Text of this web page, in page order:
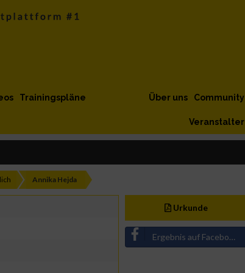
Trainingspläne Community
Über uns
Veranstalter
Annika Hejda
Urkunde
Ergebnis auf Facebook teilen